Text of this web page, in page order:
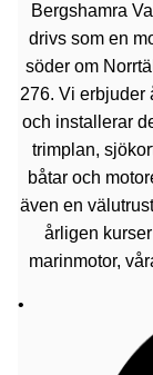
Bergshamra
drivs som en
söder om
276. Vi erbjuder
och installerar
trimplan,
båtar och
även en
årligen
marinmotor,